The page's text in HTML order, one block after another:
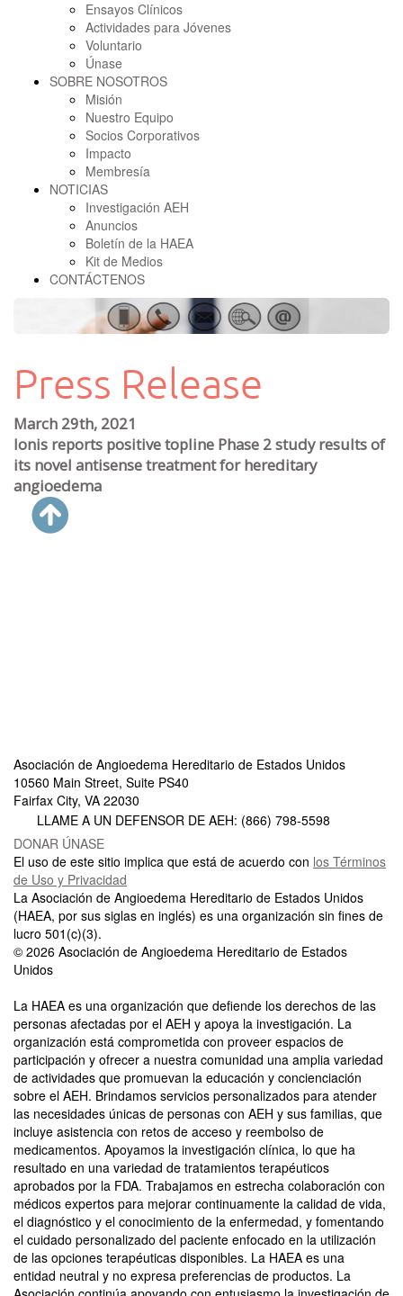
Ensayos Clínicos
Actividades para Jóvenes
Voluntario
Únase
SOBRE NOSOTROS
Misión
Nuestro Equipo
Socios Corporativos
Impacto
Membresía
NOTICIAS
Investigación AEH
Anuncios
Boletín de la HAEA
Kit de Medios
CONTÁCTENOS
Press Release
March 29th, 2021
Ionis reports positive topline Phase 2 study results of
its novel antisense treatment for hereditary
angioedema
Asociación de Angioedema Hereditario de Estados Unidos
10560 Main Street, Suite PS40
Fairfax City, VA 22030
LLAME A UN DEFENSOR DE AEH: (866) 798-5598
DONAR ÚNASE
El uso de este sitio implica que está de acuerdo con los Términos
de Uso y Privacidad
La Asociación de Angioedema Hereditario de Estados Unidos
(HAEA, por sus siglas en inglés) es una organización sin fines de
lucro 501(c)(3).
© 2026 Asociación de Angioedema Hereditario de Estados
Unidos
La HAEA es una organización que defiende los derechos de las
personas afectadas por el AEH y apoya la investigación. La
organización está comprometida con proveer espacios de
participación y ofrecer a nuestra comunidad una amplia variedad
de actividades que promuevan la educación y concienciación
sobre el AEH. Brindamos servicios personalizados para atender
las necesidades únicas de personas con AEH y sus familias, que
incluye asistencia con retos de acceso y reembolso de
medicamentos. Apoyamos la investigación clínica, lo que ha
resultado en una variedad de tratamientos terapéuticos
aprobados por la FDA. Trabajamos en estrecha colaboración con
médicos expertos para mejorar continuamente la calidad de vida,
el diagnóstico y el conocimiento de la enfermedad, y fomentando
el cuidado personalizado del paciente enfocado en la utilización
de las opciones terapéuticas disponibles. La HAEA es una
entidad neutral y no expresa preferencias de productos. La